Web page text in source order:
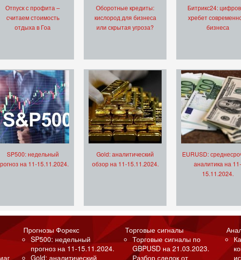
Отпуск с профита –
считаем стоимость
отдыха в Гоа
Оборотные кредиты:
кислород для бизнеса
или скрытая угроза?
Битрикс24:
хребет
бизнеса
SP500: недельный
на 11-15.11.2024.
Gold: аналитический
обзор на 11-15.11.2024.
EURUSD:
аналитика на 11-
15.11.2024.
Прогнозы Форекс
SP500: недельный
прогноз на 11-15.11.2024.
Gold: аналитический
Торговые сигналы
Торговые сигналы по
GBPUSD на 21.03.2023.
Разбор сделок от